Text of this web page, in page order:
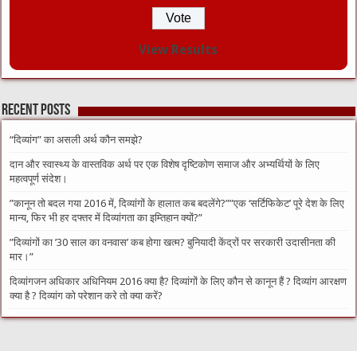
View Results
Recent Posts
“दिव्यांग” का असली अर्थ कौन समझे?
दान और स्वास्थ्य के वास्तविक अर्थ पर एक विशेष दृष्टिकोण समाज और अभ्यर्थियों के लिए
महत्वपूर्ण संदेश।
​”कानून तो बदल गया 2016 में, दिव्यांगों के हालात कब बदलेंगे?”​”एक ‘सर्टिफिकेट’ पूरे देश के लिए
मान्य, फिर भी हर दफ्तर में दिव्यांगता का इम्तिहान क्यों?”
​”दिव्यांगों का ’30 साल का वनवास’ कब होगा खत्म? बुनियादी केंद्रों पर सरकारी उदासीनता की
मार।”
दिव्यांगजन अधिकार अधिनियम 2016 क्या है? दिव्यांगों के लिए कौन से कानून हैं ? दिव्यांग आरक्षण
क्या है ? दिव्यांग को परेशान करे तो क्या करें?